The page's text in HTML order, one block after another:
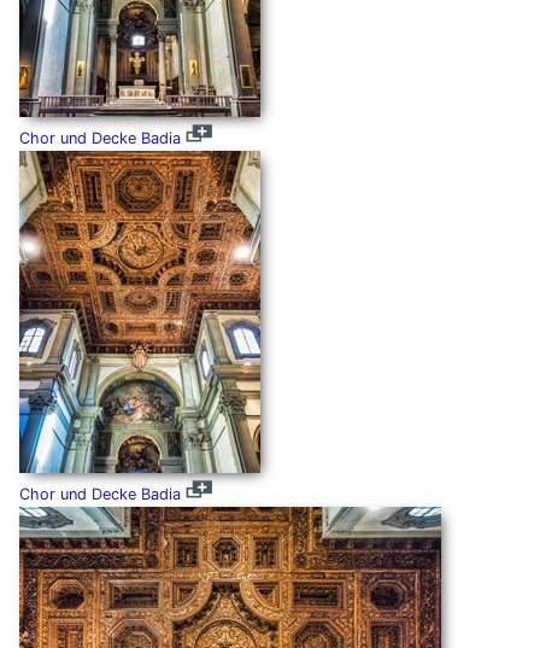
Chor und Decke Badia
Chor und Decke Badia